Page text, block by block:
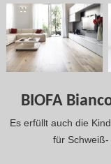
BIOFA
Es erfüllt auch die
für